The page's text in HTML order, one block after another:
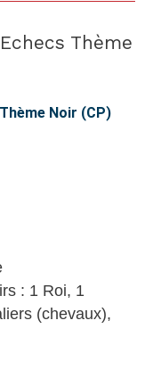
Thème
Noir (CP)
: 1 Roi, 1
(chevaux),